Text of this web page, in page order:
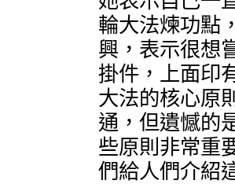
輪大法煉功點
興，表示很想
掛件，上面印
大法的核心原
通，但遺憾的
些原則非常重
們給人們介紹